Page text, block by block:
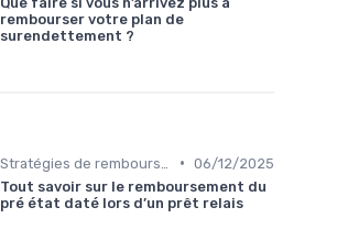
rembourser votre plan de
surendettement ?
• 06/12/2025
Tout savoir sur le remboursement du
pré état daté lors d’un prêt relais